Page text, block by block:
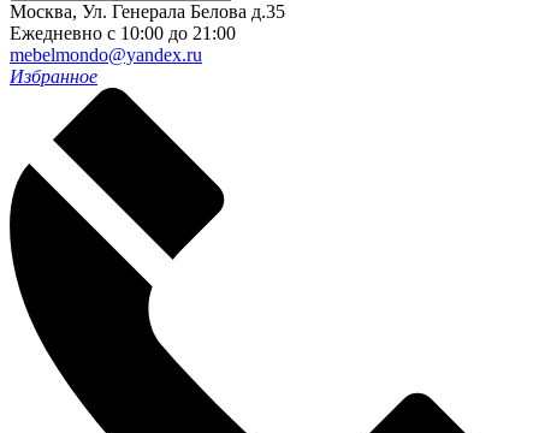
Москва, Ул. Генерала Белова д.35
Ежедневно с 10:00 до 21:00
mebelmondo@yandex.ru
Избранное